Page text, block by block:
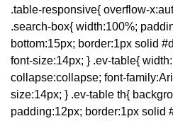
.table-responsive{ overflow-
.search-box{ width:100%;
bottom:15px; border:1px solid
font-size:14px; } .ev-table{
collapse:collapse; font-
size:14px; } .ev-table th{
padding:12px; border:1px solid